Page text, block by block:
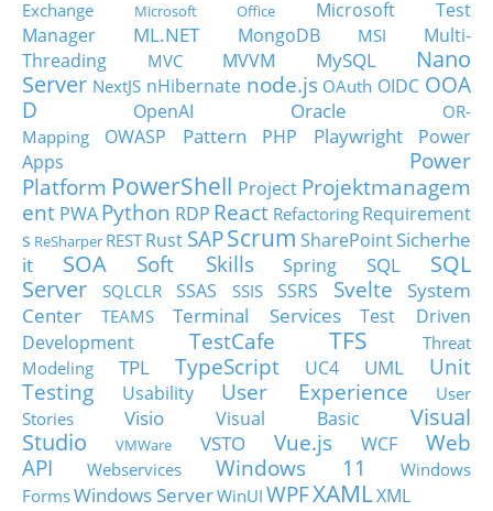
Exchange
Microsoft Office
Microsoft Test
Manager
ML.NET MongoDB MSI
Multi-
Threading
MVC MVVM MySQL
Nano
Server NextJS nHibernate node.js OAuth OIDC OOA
D
OpenAI Oracle
OR-
Mapping
OWASP Pattern PHP Playwright
Power
Apps
Power
Platform PowerShell Project Projektmanagem
ent PWA Python RDP React Refactoring Requirement
s ReSharper RESTRust SAPScrum SharePointSicherhe
it
SOA Soft Skills Spring SQL
SQL
Server
SQLCLR SSAS SSIS SSRS Svelte
System
Center
TEAMS Terminal Services
Test Driven
Development
TestCafe TFS
Threat
Modeling
TPL TypeScript UC4 UML
Unit
Testing
Usability User Experience
User
Stories
Visio Visual Basic
Visual
Studio
VMWare VSTO Vue.js WCF
Web
API
Webservices Windows 11
Windows
FormsWindows ServerWinUI WPFXAMLXML